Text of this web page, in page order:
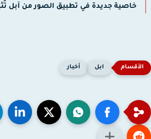
خاصية جديدة في تطبيق الصور من آبل
ابل أخبار